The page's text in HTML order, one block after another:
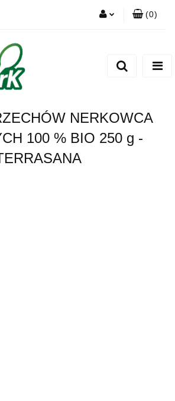
(0)
NERKOWCA
100 % BIO 250 g -